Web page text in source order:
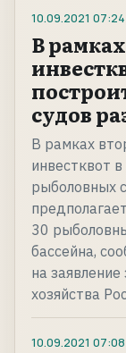
10.09.2021 07:24
В
судов
В рамках
инвестквот
рыболовных
30
бассейна,
на
хозяйства
10.09.2021 07:08